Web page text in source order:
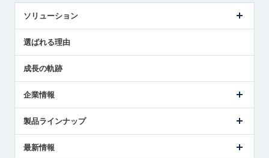
ソリューション
解決策提案
選ばれる理由
成長の軌跡
企業情報
ごあいさつ
受賞履歴
製品ラインナップ
ツールセッタ製品
最新情報